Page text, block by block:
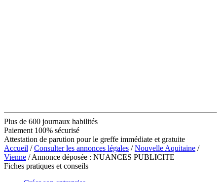
Plus de 600 journaux habilités
Paiement 100% sécurisé
Attestation de parution pour le greffe immédiate et gratuite
Accueil /Consulter les annonces légales /Nouvelle Aquitaine /
Vienne / Annonce déposée : NUANCES PUBLICITE
Fiches pratiques et conseils